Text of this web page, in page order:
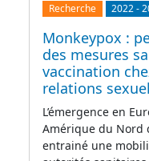
Recherche 2022-
Monkeypox :
des mesures
vaccination
relations
L’émergence en
Amérique du Nord
entrainé une